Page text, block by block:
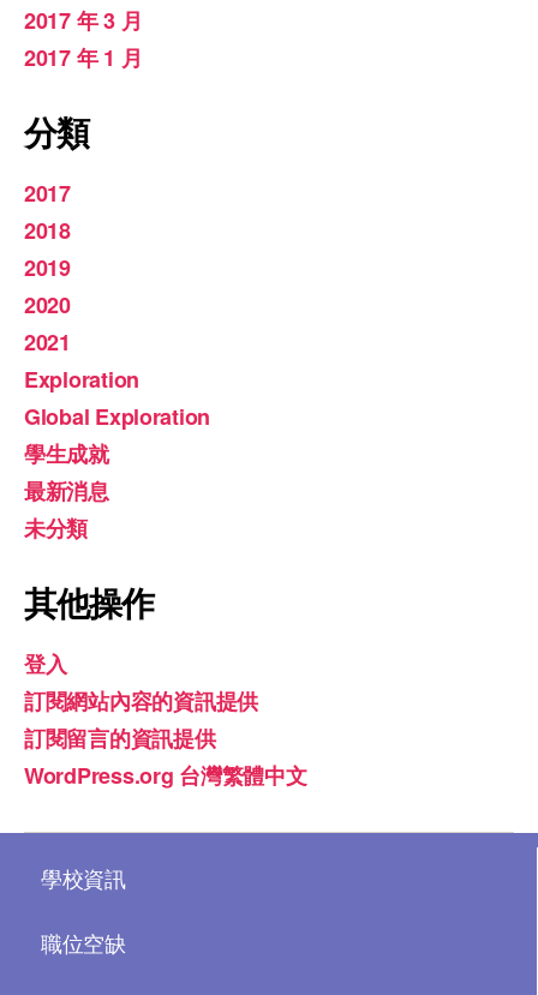
2017 年 3 月
2017 年 1 月
分類
2017
2018
2019
2020
2021
Exploration
Global Exploration
學生成就
最新消息
未分類
其他操作
登入
訂閱網站內容的資訊提供
訂閱留言的資訊提供
WordPress.org 台灣繁體中文
學校資訊
職位空缺